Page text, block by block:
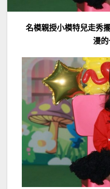
名模親授小模特兒走秀
漫